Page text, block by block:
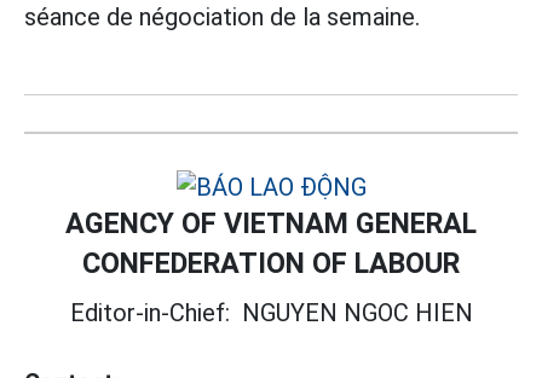
séance de négociation de la semaine.
AGENCY OF VIETNAM GENERAL
CONFEDERATION OF LABOUR
Editor-in-Chief: NGUYEN NGOC HIEN